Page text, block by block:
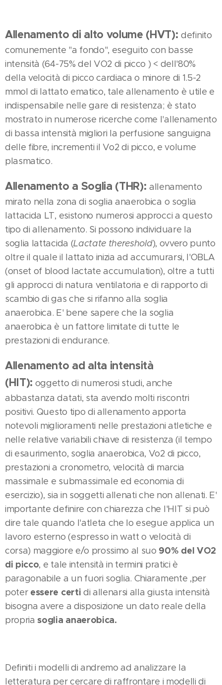
Allenamento di alto volume (HVT):definito
comunemente "a fondo", eseguito con basse
intensità (64-75% del VO2 di picco ) < dell'80%
della velocità di picco cardiaca o minore di 1.5-2
mmol di lattato ematico, tale allenamento è utile e
indispensabile nelle gare di resistenza; è stato
mostrato in numerose ricerche come l'allenamento
di bassa intensità migliori la perfusione sanguigna
delle fibre, incrementi il Vo2 di picco, e volume
plasmatico.
Allenamento a Soglia (THR):allenamento
mirato nella zona di soglia anaerobica o soglia
lattacida LT, esistono numerosi approcci a questo
tipo di allenamento. Si possono individuare la
soglia lattacida (Lactate thereshold), ovvero punto
oltre il quale il lattato inizia ad accumurarsi, l'OBLA
(onset of blood lactate accumulation), oltre a tutti
gli approcci di natura ventilatoria e di rapporto di
scambio di gas che si rifanno alla soglia
anaerobica. E' bene sapere che la soglia
anaerobica è un fattore limitate di tutte le
prestazioni di endurance.
Allenamento ad alta intensità
(HIT): oggetto di numerosi studi, anche
abbastanza datati, sta avendo molti riscontri
positivi. Questo tipo di allenamento apporta
notevoli miglioramenti nelle prestazioni atletiche e
nelle relative variabili chiave di resistenza (il tempo
di esaurimento, soglia anaerobica, Vo2 di picco,
prestazioni a cronometro, velocità di marcia
massimale e submassimale ed economia di
esercizio), sia in soggetti allenati che non allenati. E'
importante definire con chiarezza che l'HIT si può
dire tale quando l'atleta che lo esegue applica un
lavoro esterno (espresso in watt o velocità di
corsa) maggiore e/o prossimo al suo 90% del VO2
di picco, e tale intensità in termini pratici è
paragonabile a un fuori soglia. Chiaramente ,per
poter essere certi di allenarsi alla giusta intensità
bisogna avere a disposizione un dato reale della
propriasoglia anaerobica.
Definiti i modelli di andremo ad analizzare la
letteratura per cercare di raffrontare i modelli di